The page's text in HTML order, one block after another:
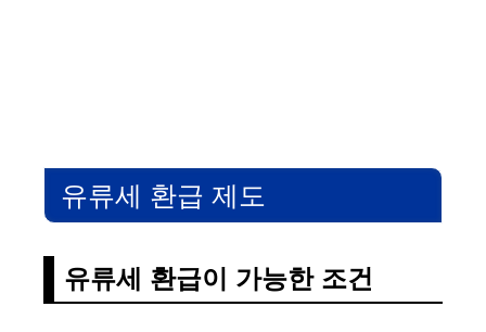
유류세 환급 제도
유류세 환급이 가능한 조건